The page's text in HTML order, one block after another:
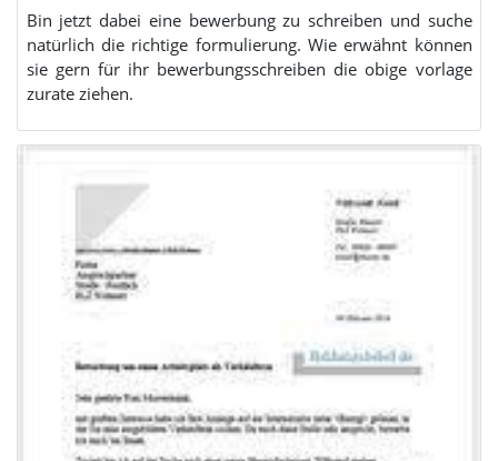
Bin jetzt dabei eine bewerbung zu schreiben und suche
natürlich die richtige formulierung. Wie erwähnt können
sie gern für ihr bewerbungsschreiben die obige vorlage
zurate ziehen.